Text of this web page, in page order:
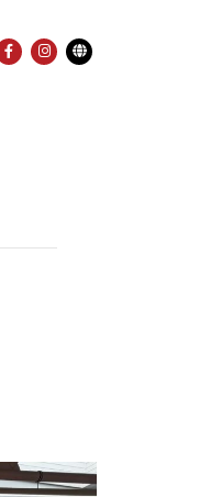
FACEBOOK
INSTAGRAM
Übersetzung